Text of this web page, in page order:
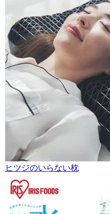
ヒツジのいらない枕